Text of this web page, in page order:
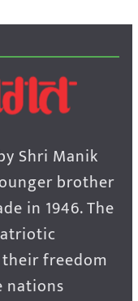
Shri Manik
brother
in 1946. The
freedom
nations